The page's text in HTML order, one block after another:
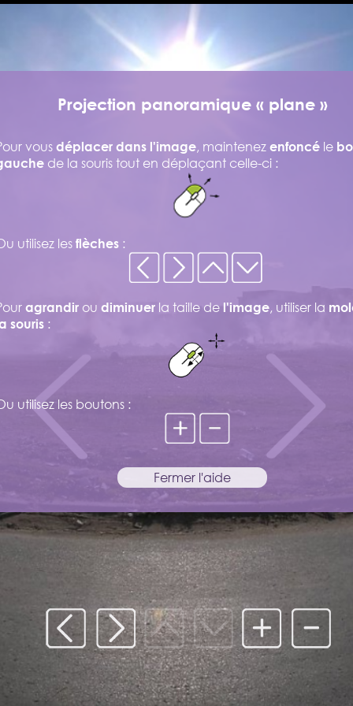
Projection panoramique « plane »
vous déplacer dans l'image, maintenez enfoncé le
de la souris tout en déplaçant celle-ci :
utilisez les flèches :
agrandir ou diminuer la taille de l'image, utiliser la
souris :
utilisez les boutons :
Fermer l'aide